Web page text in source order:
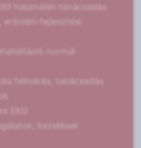
használati tanácsadás
normál
felmérés, tanácsadás
EKG
kezelések